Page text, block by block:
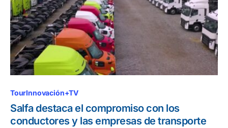
TourInnovación+TV
Salfa destaca el compromiso con los
conductores y las empresas de transporte